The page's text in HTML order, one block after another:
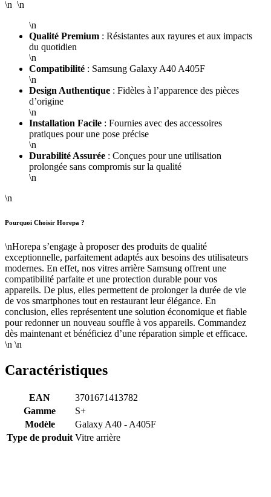
\n \n
\n
Qualité Premium : Résistantes aux rayures et aux impacts
du quotidien
\n
Compatibilité : Samsung Galaxy A40 A405F
\n
Design Authentique : Fidèles à l’apparence des pièces
d’origine
\n
Installation Facile : Fournies avec des accessoires
pratiques pour une pose précise
\n
Durabilité Assurée : Conçues pour une utilisation
prolongée sans compromis sur la qualité
\n
\n
Pourquoi Choisir Horepa ?
\nHorepa s’engage à proposer des produits de qualité
exceptionnelle, parfaitement adaptés aux besoins des utilisateurs
modernes. En effet, nos vitres arrière Samsung offrent une
compatibilité parfaite et une protection durable pour vos
appareils. De plus, elles permettent de prolonger la durée de vie
de vos smartphones tout en restaurant leur élégance. En
conclusion, elles représentent une solution économique et fiable
pour redonner un nouveau souffle à vos appareils. Commandez
dès maintenant et bénéficiez d’une réparation simple et efficace.
\n \n
Caractéristiques
EAN
3701671413782
Gamme
S+
Modèle
Galaxy A40 - A405F
Type de produit Vitre arrière